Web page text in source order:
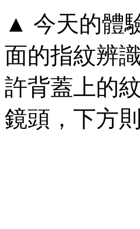
▲ 今天的體
面的指紋辨
許背蓋上的
鏡頭，下方